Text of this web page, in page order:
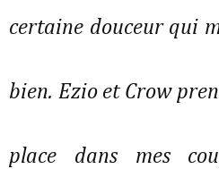
certaine douceur qui
bien. Ezio et Crow
place dans mes